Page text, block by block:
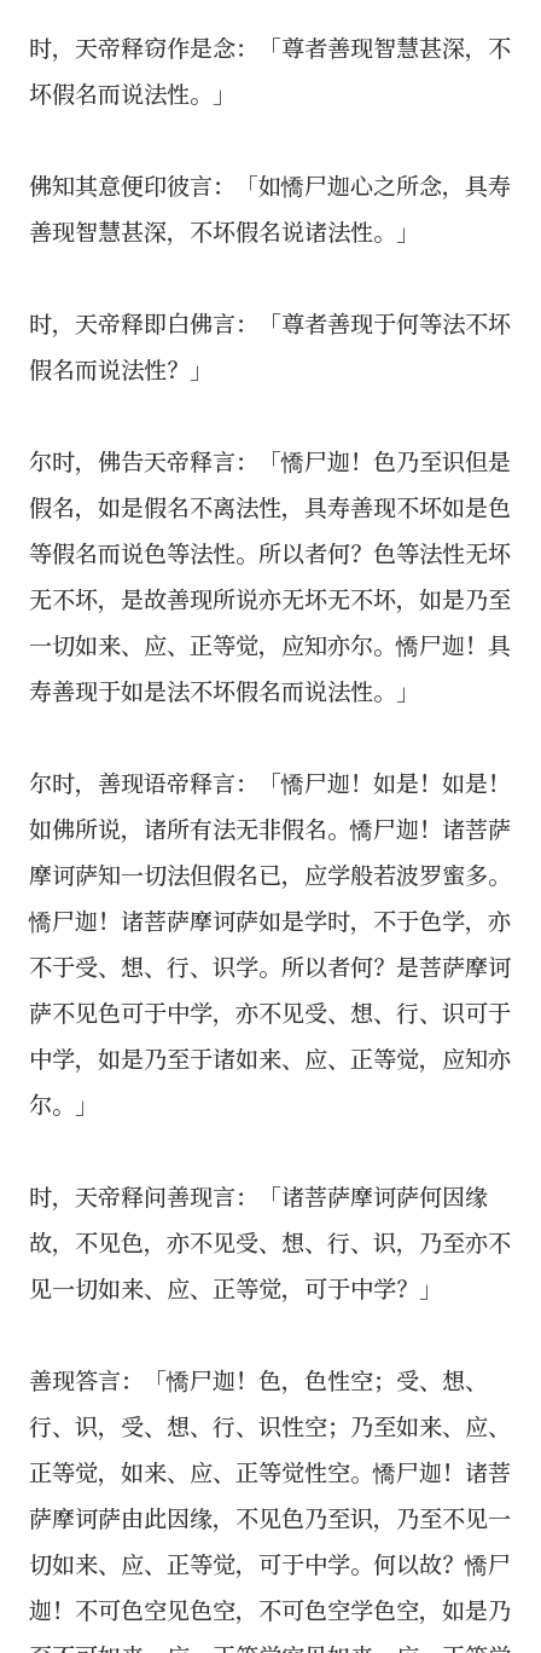
时，天帝释窃作是念：「尊者善现智慧甚深，不
坏假名而说法性。」
佛知其意便印彼言：「如憍尸迦心之所念，具寿
善现智慧甚深，不坏假名说诸法性。」
时，天帝释即白佛言：「尊者善现于何等法不坏
假名而说法性？」
尔时，佛告天帝释言：「憍尸迦！色乃至识但是
假名，如是假名不离法性，具寿善现不坏如是色
等假名而说色等法性。所以者何？色等法性无坏
无不坏，是故善现所说亦无坏无不坏，如是乃至
一切如来、应、正等觉，应知亦尔。憍尸迦！具
寿善现于如是法不坏假名而说法性。」
尔时，善现语帝释言：「憍尸迦！如是！如是！
如佛所说，诸所有法无非假名。憍尸迦！诸菩萨
摩诃萨知一切法但假名已，应学般若波罗蜜多。
憍尸迦！诸菩萨摩诃萨如是学时，不于色学，亦
不于受、想、行、识学。所以者何？是菩萨摩诃
萨不见色可于中学，亦不见受、想、行、识可于
中学，如是乃至于诸如来、应、正等觉，应知亦
尔。」
时，天帝释问善现言：「诸菩萨摩诃萨何因缘
故，不见色，亦不见受、想、行、识，乃至亦不
见一切如来、应、正等觉，可于中学？」
善现答言：「憍尸迦！色，色性空；受、想、
行、识，受、想、行、识性空；乃至如来、应、
正等觉，如来、应、正等觉性空。憍尸迦！诸菩
萨摩诃萨由此因缘，不见色乃至识，乃至不见一
切如来、应、正等觉，可于中学。何以故？憍尸
迦！不可色空见色空，不可色空学色空，如是乃